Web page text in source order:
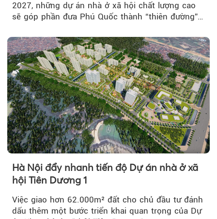
2027, những dự án nhà ở xã hội chất lượng cao
sẽ góp phần đưa Phú Quốc thành “thiên đường”
Hà Nội đẩy nhanh tiến độ Dự án nhà ở xã
hội Tiên Dương 1
Việc giao hơn 62.000m² đất cho chủ đầu tư đánh
dấu thêm một bước triển khai quan trọng của Dự